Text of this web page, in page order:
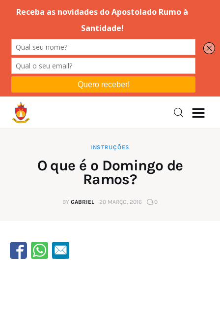
Editorial
Orações
Espiritualidade
INSTRUÇÕES
O que é o Domingo de
Ramos?
BY GABRIEL 20 MARÇO, 2016 0